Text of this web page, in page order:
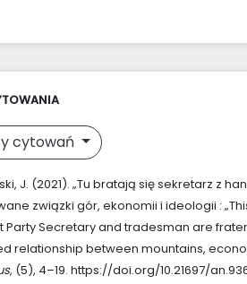
cytowań
J. (2021). „Tu bratają się sekretarz z
związki gór, ekonomii i ideologii :
Party Secretary and tradesman are
relationship between mountains,
, (5), 4–19. https://doi.org/10.21697/